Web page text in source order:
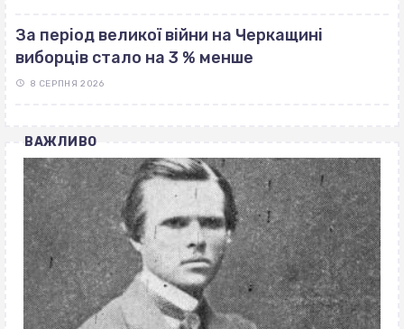
За період великої війни на Черкащині
виборців стало на 3 % менше
8 СЕРПНЯ 2026
ВАЖЛИВО